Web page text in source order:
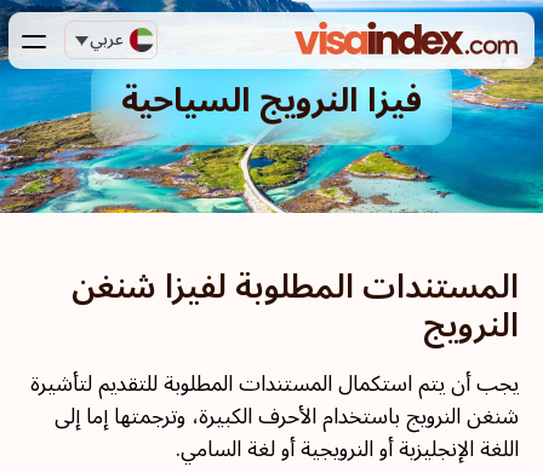
عربي
فيزا النرويج السياحية
المستندات المطلوبة لفيزا شنغن
النرويج
يجب أن يتم استكمال المستندات المطلوبة للتقديم لتأشيرة
شنغن النرويج باستخدام الأحرف الكبيرة، وترجمتها إما إلى
اللغة الإنجليزية أو النرويجية أو لغة السامي.